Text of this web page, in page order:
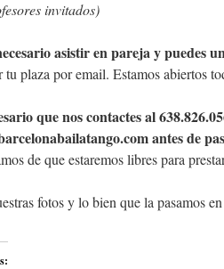
invitados)
asistir en pareja y puedes
tu plaza por email. Estamos abiertos
que nos contactes al
antes de
de que estaremos libres para
fotos y lo bien que la pasamos